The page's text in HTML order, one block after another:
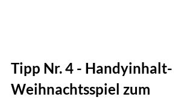
Tipp Nr. 4 - Handyinhalt-
Weihnachtsspiel zum